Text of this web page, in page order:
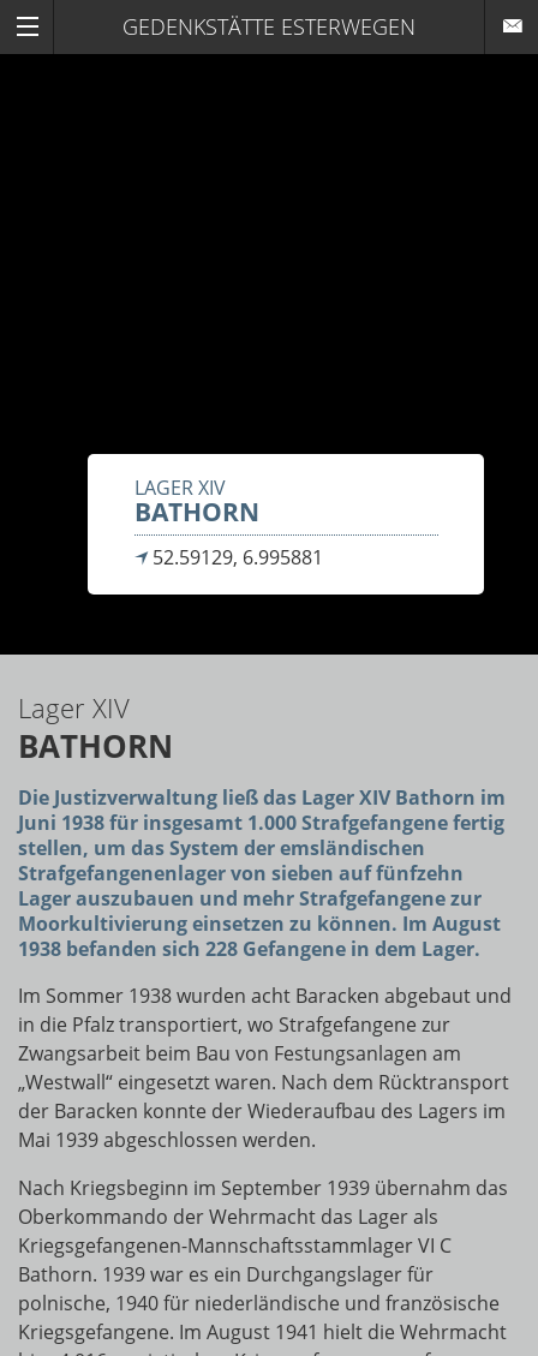
GEDENKSTÄTTE ESTERWEGEN
LAGER XIV
BATHORN
52.59129, 6.995881
Lager XIV
BATHORN
Die Justizverwaltung ließ das Lager XIV Bathorn im
Juni 1938 für insgesamt 1.000 Strafgefangene fertig
stellen, um das System der emsländischen
Strafgefangenenlager von sieben auf fünfzehn
Lager auszubauen und mehr Strafgefangene zur
Moorkultivierung einsetzen zu können. Im August
1938 befanden sich 228 Gefangene in dem Lager.
Im Sommer 1938 wurden acht Baracken abgebaut und
in die Pfalz transportiert, wo Strafgefangene zur
Zwangsarbeit beim Bau von Festungsanlagen am
„Westwall“ eingesetzt waren. Nach dem Rücktransport
der Baracken konnte der Wiederaufbau des Lagers im
Mai 1939 abgeschlossen werden.
Nach Kriegsbeginn im September 1939 übernahm das
Oberkommando der Wehrmacht das Lager als
Kriegsgefangenen-Mannschaftsstammlager VI C
Bathorn. 1939 war es ein Durchgangslager für
polnische, 1940 für niederländische und französische
Kriegsgefangene. Im August 1941 hielt die Wehrmacht